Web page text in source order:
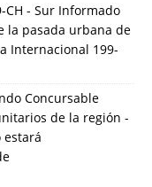
- Sur Informado
la pasada urbana de
Internacional 199-
Concursable
de la región -
estará